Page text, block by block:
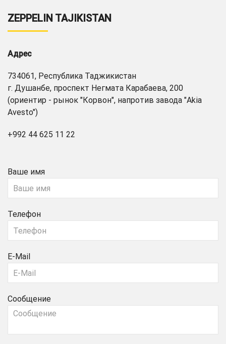
ZEPPELIN TAJIKISTAN
Адрес
734061, Республика Таджикистан
г. Душанбе, проспект Негмата Карабаева, 200
(ориентир - рынок "Корвон", напротив завода "Akia
Avesto")
+992 44 625 11 22
Ваше имя
Телефон
E-Mail
Сообщение